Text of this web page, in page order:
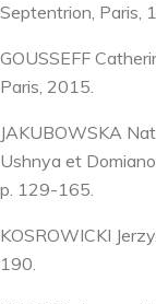
Septentrion, Paris,
GOUSSEFF
Paris, 2015.
JAKUBOWSKA
Ushnya et
p. 129-165.
KOSROWICKI
190.